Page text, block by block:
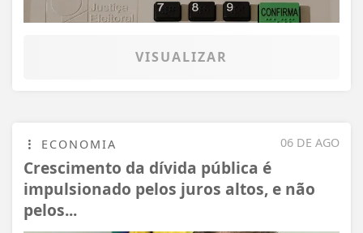
VISUALIZAR
06 DE AGO
ECONOMIA
Crescimento da dívida pública é
impulsionado pelos juros altos, e não
pelos...